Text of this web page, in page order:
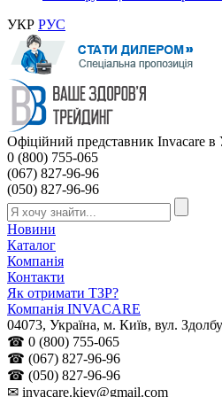
УКР РУС
Офіційний представник Invacare в
0 (800) 755-065
(067) 827-96-96
(050) 827-96-96
Новини
Каталог
Компанія
Контакти
Як отримати ТЗР?
Компанія INVACARE
04073, Україна, м. Київ, вул.
☎ 0 (800) 755-065
☎ (067) 827-96-96
☎ (050) 827-96-96
✉ invacare.kiev@gmail.com